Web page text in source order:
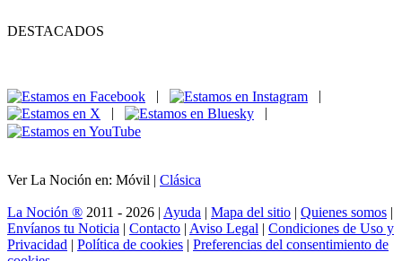
DESTACADOS
|
|
|
|
Ver La Noción en: Móvil | Clásica
La Noción ® 2011 - 2026 | Ayuda | Mapa del sitio | Quienes somos |
Envíanos tu Noticia | Contacto | Aviso Legal | Condiciones de Uso y
Privacidad | Política de cookies | Preferencias del consentimiento de